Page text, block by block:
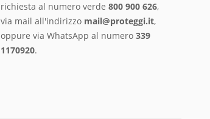
richiesta al numero verde 800 900 626,
via mail all'indirizzo mail@proteggi.it,
oppure via WhatsApp al numero 339
1170920.